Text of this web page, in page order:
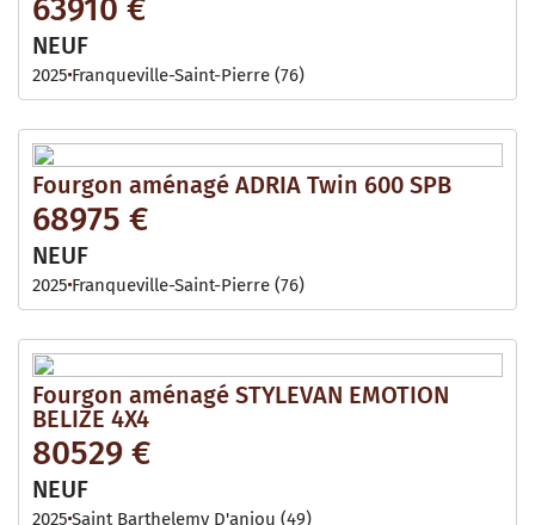
63910 €
NEUF
2025 Franqueville-Saint-Pierre (76)
Fourgon aménagé ADRIA Twin 600 SPB
68975 €
NEUF
2025 Franqueville-Saint-Pierre (76)
Fourgon aménagé STYLEVAN EMOTION
BELIZE 4X4
80529 €
NEUF
2025 Saint Barthelemy D'anjou (49)